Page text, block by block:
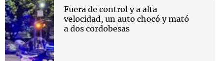
Fuera de control y a alta
velocidad, un auto chocó y mató
a dos cordobesas